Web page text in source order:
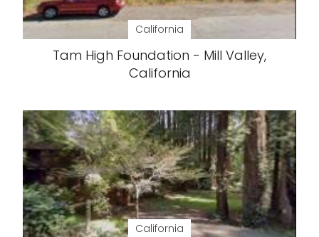
California
Tam High Foundation - Mill Valley,
California
California